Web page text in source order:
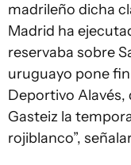
madrileño dicha
Madrid ha
reservaba sobre
uruguayo pone
Deportivo Alavés,
Gasteiz la
rojiblanco”,